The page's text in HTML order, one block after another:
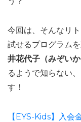
今回は、そんなリ
試せるプログラム
井花代子（みぞいか
るようで知らない
す！
【EYS-Kids】入会